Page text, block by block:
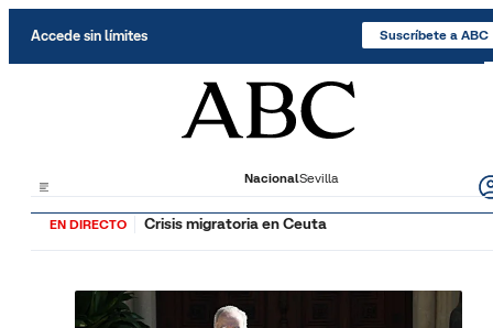
Accede sin límites Suscríbete a ABC
NacionalSevilla
EN DIRECTO Crisis migratoria en Ceuta